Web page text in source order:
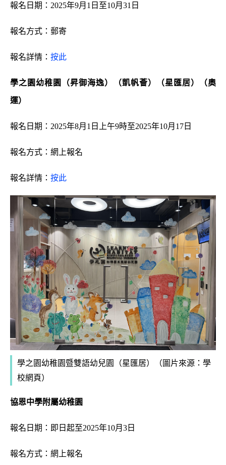
報名日期：2025年9月1日至10月 31 日
報名方式：郵寄
報名詳情： 按此
學之園幼稚園（昇御海逸）（凱帆薈）（星匯居） （奧
運）
報名日期：2025年8月1日上午9時至2025年10月17日
報名方式：網上報名
報名詳情： 按此
學之園幼稚園暨雙語幼兒園 （星匯居）
（圖片來源：學
校網頁）
協恩中學附屬幼稚園
報名日期：即日起至2025年10月3日
報名方式：網上報名